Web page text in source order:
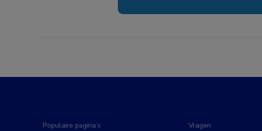
Populaire pagina’s
Vragen